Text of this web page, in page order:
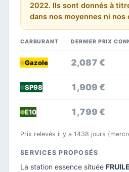
2022. Ils sont donnés à
dans nos moyennes ni nos
CARBURANT DERNIER PRIX
Gazole 2,087 €
SP98 1,909 €
E10 1,799 €
Prix relevés il y a 1438 jours
SERVICES PROPOSÉS
La station essence située